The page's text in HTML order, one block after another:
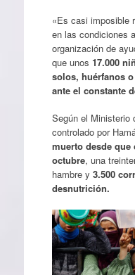
«Es casi imposible
en las condiciones
organización de
que unos 17.000
solos, huérfanos
ante el constante
Según el Ministerio
controlado por
muerto desde que
octubre, una
hambre y 3.500
desnutrición.